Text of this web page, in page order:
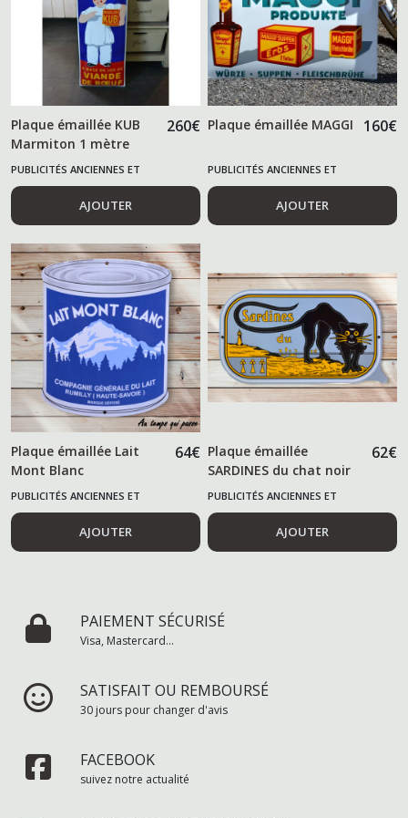
Plaque émaillée KUB
Marmiton 1 mètre
260€
PUBLICITÉS ANCIENNES ET
ALIMENTAIRES
AJOUTER
Plaque émaillée MAGGI 160€
PUBLICITÉS ANCIENNES ET
ALIMENTAIRES
AJOUTER
Plaque émaillée Lait
Mont Blanc
64€
PUBLICITÉS ANCIENNES ET
ALIMENTAIRES
AJOUTER
Plaque émaillée
SARDINES du chat noir
62€
PUBLICITÉS ANCIENNES ET
ALIMENTAIRES
AJOUTER
PAIEMENT SÉCURISÉ
Visa, Mastercard...
SATISFAIT OU REMBOURSÉ
30 jours pour changer d'avis
FACEBOOK
suivez notre actualité